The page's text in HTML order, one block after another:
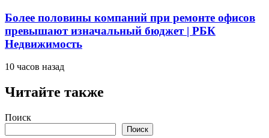
Более половины компаний при ремонте офисов
превышают изначальный бюджет | РБК
Недвижимость
10 часов назад
Читайте также
Поиск
Поиск